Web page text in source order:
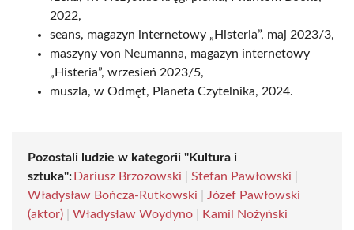
2022,
seans, magazyn internetowy „Histeria”, maj 2023/3,
maszyny von Neumanna, magazyn internetowy
„Histeria”, wrzesień 2023/5,
muszla, w Odmęt, Planeta Czytelnika, 2024.
Pozostali ludzie w kategorii "Kultura i
sztuka": Dariusz Brzozowski Stefan Pawłowski
Władysław Bończa-Rutkowski
Józef Pawłowski
(aktor)
Władysław Woydyno Kamil Nożyński